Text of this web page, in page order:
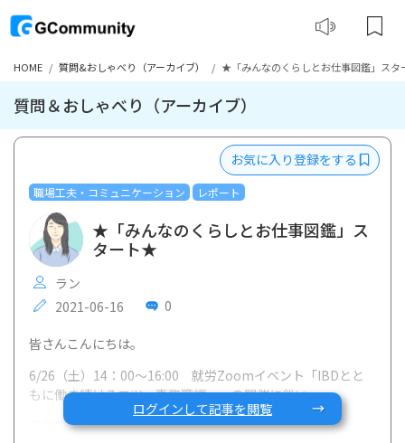
HOME 質問&おしゃべり（アーカイブ） ★「みんなのくらしとお仕事図鑑」ス
質問＆おしゃべり（アーカイブ）
職場工夫・コミュニケーション レポート
お気に入り登録をする
★「みんなのくらしとお仕事図鑑」ス
タート★
ラン
2021-06-16
0
皆さんこんにちは。
6/26（土）14：00～16:00 就労Zoomイベント「IBDとと
もに働き続けるコツ〜事務職編〜」の開催に伴い、
就労関連コンテンツの充実化を図っています！
ログインして記事を閲覧